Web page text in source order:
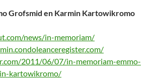
Grofsmid en Karmin Kartowikromo
news/in-memoriam/
2011/06/07/in-memoriam-emmo-
kartowikromo/